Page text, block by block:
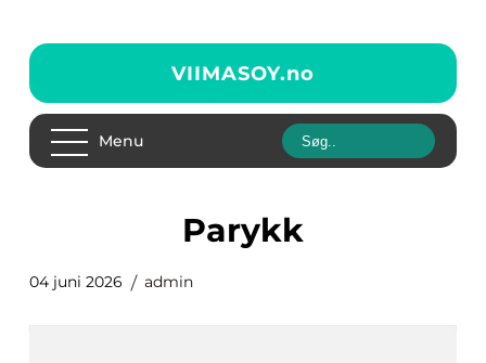
VIIMASOY.no
Menu
parykk
04 juni 2026 admin